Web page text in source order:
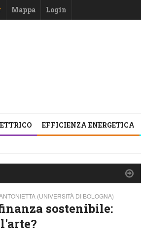
Mappa Login
EFFICIENZA ENERGETICA
(UNIVERSITÀ DI BOLOGNA)
sostenibile: